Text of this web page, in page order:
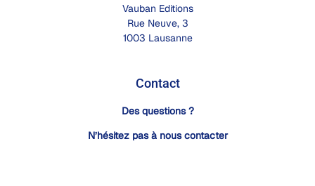
Vauban Editions
Rue Neuve, 3
1003 Lausanne
Contact
Des questions ?
N’hésitez pas à nous contacter